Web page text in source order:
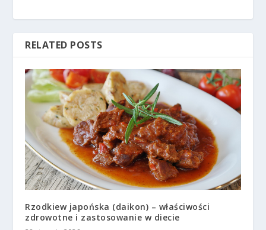
RELATED POSTS
Rzodkiew japońska (daikon) – właściwości
zdrowotne i zastosowanie w diecie